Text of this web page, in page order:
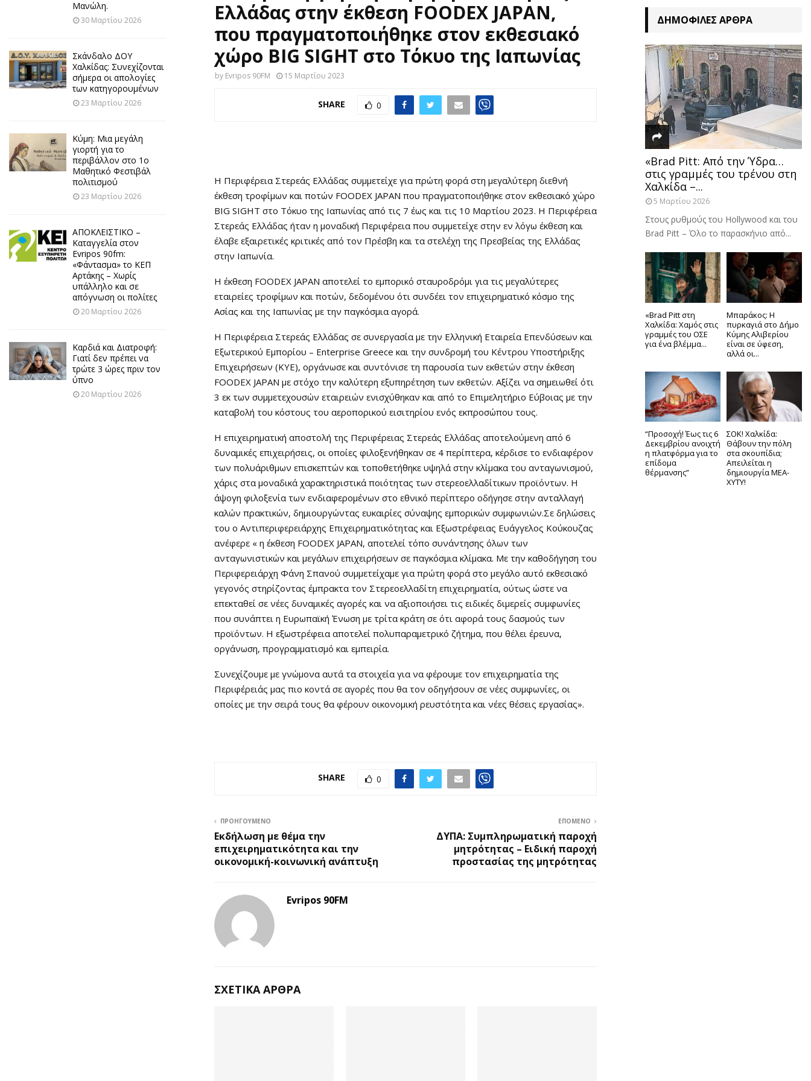
Ελλάδας στην έκθεση FOODEX JAPAN,
που πραγματοποιήθηκε στον εκθεσιακό
χώρο BIG SIGHT στο Τόκυο της Ιαπωνίας
by Evripos 90FM 15 Μαρτίου 2023
SHARE 0
Η Περιφέρεια Στερεάς Ελλάδας συμμετείχε για πρώτη φορά στη μεγαλύτερη διεθνή
έκθεση τροφίμων και ποτών FOODEX JAPAN που πραγματοποιήθηκε στον εκθεσιακό χώρο
BIG SIGHT στο Τόκυο της Ιαπωνίας από τις 7 έως και τις 10 Μαρτίου 2023. Η Περιφέρεια
Στερεάς Ελλάδας ήταν η μοναδική Περιφέρεια που συμμετείχε στην εν λόγω έκθεση και
έλαβε εξαιρετικές κριτικές από τον Πρέσβη και τα στελέχη της Πρεσβείας της Ελλάδας
στην Ιαπωνία.
Η έκθεση FOODEX JAPAN αποτελεί το εμπορικό σταυροδρόμι για τις μεγαλύτερες
εταιρείες τροφίμων και ποτών, δεδομένου ότι συνδέει τον επιχειρηματικό κόσμο της
Ασίας και της Ιαπωνίας με την παγκόσμια αγορά.
Η Περιφέρεια Στερεάς Ελλάδας σε συνεργασία με την Ελληνική Εταιρεία Επενδύσεων και
Εξωτερικού Εμπορίου – Enterprise Greece και την συνδρομή του Κέντρου Υποστήριξης
Επιχειρήσεων (ΚΥΕ), οργάνωσε και συντόνισε τη παρουσία των εκθετών στην έκθεση
FOODEX JAPAN με στόχο την καλύτερη εξυπηρέτηση των εκθετών. Αξίζει να σημειωθεί ότι
3 εκ των συμμετεχουσών εταιρειών ενισχύθηκαν και από το Επιμελητήριο Εύβοιας με την
καταβολή του κόστους του αεροπορικού εισιτηρίου ενός εκπροσώπου τους.
Η επιχειρηματική αποστολή της Περιφέρειας Στερεάς Ελλάδας αποτελούμενη από 6
δυναμικές επιχειρήσεις, οι οποίες φιλοξενήθηκαν σε 4 περίπτερα, κέρδισε το ενδιαφέρον
των πολυάριθμων επισκεπτών και τοποθετήθηκε υψηλά στην κλίμακα του ανταγωνισμού,
χάρις στα μοναδικά χαρακτηριστικά ποιότητας των στερεοελλαδίτικων προϊόντων. Η
άψογη φιλοξενία των ενδιαφερομένων στο εθνικό περίπτερο οδήγησε στην ανταλλαγή
καλών πρακτικών, δημιουργώντας ευκαιρίες σύναψης εμπορικών συμφωνιών.Σε δηλώσεις
του ο Αντιπεριφερειάρχης Επιχειρηματικότητας και Εξωστρέφειας Ευάγγελος Κούκουζας
ανέφερε « η έκθεση FOODEX JAPAN, αποτελεί τόπο συνάντησης όλων των
ανταγωνιστικών και μεγάλων επιχειρήσεων σε παγκόσμια κλίμακα. Με την καθοδήγηση του
Περιφερειάρχη Φάνη Σπανού συμμετείχαμε για πρώτη φορά στο μεγάλο αυτό εκθεσιακό
γεγονός στηρίζοντας έμπρακτα τον Στερεοελλαδίτη επιχειρηματία, ούτως ώστε να
επεκταθεί σε νέες δυναμικές αγορές και να αξιοποιήσει τις ειδικές διμερείς συμφωνίες
που συνάπτει η Ευρωπαϊκή Ένωση με τρίτα κράτη σε ότι αφορά τους δασμούς των
προϊόντων. Η εξωστρέφεια αποτελεί πολυπαραμετρικό ζήτημα, που θέλει έρευνα,
οργάνωση, προγραμματισμό και εμπειρία.
Συνεχίζουμε με γνώμονα αυτά τα στοιχεία για να φέρουμε τον επιχειρηματία της
Περιφέρειάς μας πιο κοντά σε αγορές που θα τον οδηγήσουν σε νέες συμφωνίες, οι
οποίες με την σειρά τους θα φέρουν οικονομική ρευστότητα και νέες θέσεις εργασίας».
SHARE 0
ΠΡΟΗΓΟΎΜΕΝΟ
Εκδήλωση με θέμα την
επιχειρηματικότητα και την
οικονομική-κοινωνική ανάπτυξη
ΕΠΌΜΕΝΟ
ΔΥΠΑ: Συμπληρωματική παροχή
μητρότητας – Ειδική παροχή
προστασίας της μητρότητας
Evripos 90FM
ΣΧΕΤΙΚΆ ΆΡΘΡΑ
Μανώλη.
30 Μαρτίου 2026
Σκάνδαλο ΔΟΥ
Χαλκίδας: Συνεχίζονται
σήμερα οι απολογίες
των κατηγορουμένων
23 Μαρτίου 2026
Κύμη: Μια μεγάλη
γιορτή για το
περιβάλλον στο 1ο
Μαθητικό Φεστιβάλ
πολιτισμού
23 Μαρτίου 2026
ΑΠΟΚΛΕΙΣΤΙΚΟ –
Καταγγελία στον
Evripos 90fm:
«Φάντασμα» το ΚΕΠ
Αρτάκης – Χωρίς
υπάλληλο και σε
απόγνωση οι πολίτες
20 Μαρτίου 2026
Καρδιά και Διατροφή:
Γιατί δεν πρέπει να
τρώτε 3 ώρες πριν τον
ύπνο
20 Μαρτίου 2026
ΔΗΜΟΦΙΛΈΣ ΆΡΘΡΑ
«Brad Pitt: Από την Ύδρα…
στις γραμμές του τρένου στη
Χαλκίδα –...
5 Μαρτίου 2026
Στους ρυθμούς του Hollywood και του
Brad Pitt – Όλο το παρασκήνιο από...
«Brad Pitt στη
Χαλκίδα: Χαμός στις
γραμμές του ΟΣΕ
για ένα βλέμμα...
Μπαράκος: Η
πυρκαγιά στο Δήμο
Κύμης Αλιβερίου
είναι σε ύφεση,
αλλά οι...
“Προσοχή! Έως τις 6
Δεκεμβρίου ανοιχτή
η πλατφόρμα για το
επίδομα
θέρμανσης”
ΣΟΚ! Χαλκίδα:
Θάβουν την πόλη
στα σκουπίδια;
Απειλείται η
δημιουργία ΜΕΑ-
ΧΥΤΥ!